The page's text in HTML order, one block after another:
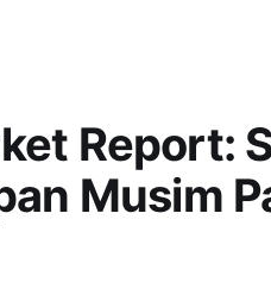
Report:
Musim